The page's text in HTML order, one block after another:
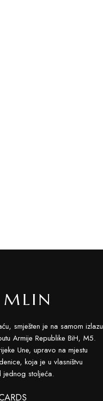
MLIN
smješten je na samom izlazu
Armije Republike BiH, M5.
Une, upravo na mjestu
koja je u vlasništvu
stoljeća.